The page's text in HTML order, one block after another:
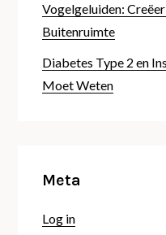
Vogelgeluiden:
Buitenruimte
Diabetes Type 2 en
Moet Weten
Meta
Log in